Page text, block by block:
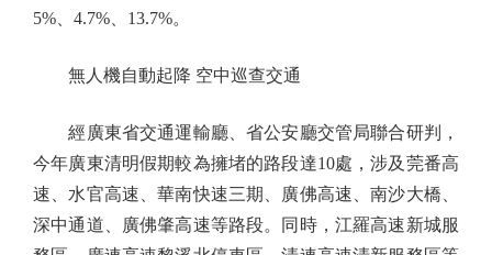
5%、4.7%、13.7%。
無人機自動起降 空中巡查交通
經廣東省交通運輸廳、省公安廳交管局聯合研判，
今年廣東清明假期較為擁堵的路段達10處，涉及莞番高
速、水官高速、華南快速三期、廣佛高速、南沙大橋、
深中通道、廣佛肇高速等路段。同時，江羅高速新城服